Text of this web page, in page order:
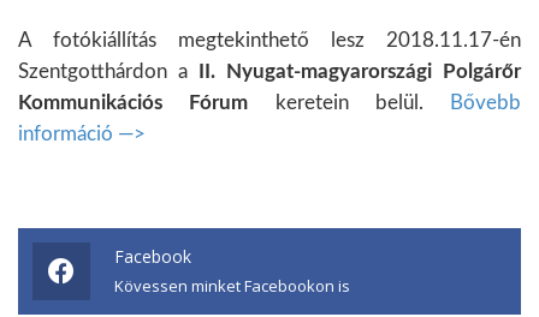
A fotókiállítás megtekinthető lesz 2018.11.17-én
Szentgotthárdon a
II. Nyugat-magyarországi Polgárőr
Kommunikációs Fórum keretein belül.
Bővebb
információ —>
Facebook
Kövessen minket Facebookon is